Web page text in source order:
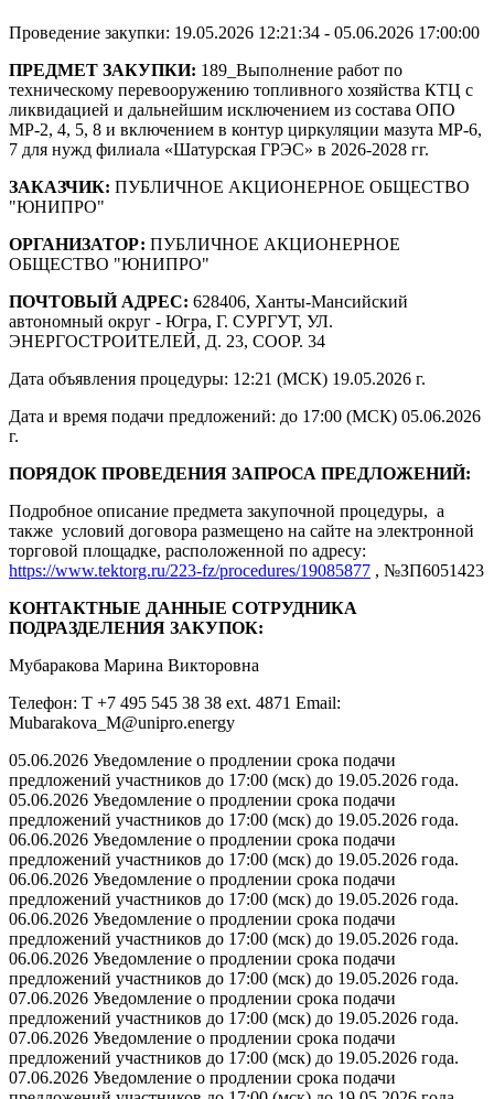
Проведение закупки: 19.05.2026 12:21:34 - 05.06.2026 17:00:00
ПРЕДМЕТ ЗАКУПКИ: 189_Выполнение работ по
техническому перевооружению топливного хозяйства КТЦ с
ликвидацией и дальнейшим исключением из состава ОПО
МР-2, 4, 5, 8 и включением в контур циркуляции мазута МР-6,
7 для нужд филиала «Шатурская ГРЭС» в 2026-2028 гг.
ЗАКАЗЧИК: ПУБЛИЧНОЕ АКЦИОНЕРНОЕ ОБЩЕСТВО
"ЮНИПРО"
ОРГАНИЗАТОР: ПУБЛИЧНОЕ АКЦИОНЕРНОЕ
ОБЩЕСТВО "ЮНИПРО"
ПОЧТОВЫЙ АДРЕС: 628406, Ханты-Мансийский
автономный округ - Югра, Г. СУРГУТ, УЛ.
ЭНЕРГОСТРОИТЕЛЕЙ, Д. 23, СООР. 34
Дата объявления процедуры: 12:21 (МСК) 19.05.2026 г.
Дата и время подачи предложений: до 17:00 (МСК) 05.06.2026
г.
ПОРЯДОК ПРОВЕДЕНИЯ ЗАПРОСА ПРЕДЛОЖЕНИЙ:
Подробное описание предмета закупочной процедуры, а
также условий договора размещено на сайте на электронной
торговой площадке, расположенной по адресу:
https://www.tektorg.ru/223-fz/procedures/19085877 , №ЗП6051423
КОНТАКТНЫЕ ДАННЫЕ СОТРУДНИКА
ПОДРАЗДЕЛЕНИЯ ЗАКУПОК:
Мубаракова Марина Викторовна
Телефон: T +7 495 545 38 38 ext. 4871 Email:
Mubarakova_M@unipro.energy
05.06.2026 Уведомление о продлении срока подачи
предложений участников до 17:00 (мск) до 19.05.2026 года.
05.06.2026 Уведомление о продлении срока подачи
предложений участников до 17:00 (мск) до 19.05.2026 года.
06.06.2026 Уведомление о продлении срока подачи
предложений участников до 17:00 (мск) до 19.05.2026 года.
06.06.2026 Уведомление о продлении срока подачи
предложений участников до 17:00 (мск) до 19.05.2026 года.
06.06.2026 Уведомление о продлении срока подачи
предложений участников до 17:00 (мск) до 19.05.2026 года.
06.06.2026 Уведомление о продлении срока подачи
предложений участников до 17:00 (мск) до 19.05.2026 года.
07.06.2026 Уведомление о продлении срока подачи
предложений участников до 17:00 (мск) до 19.05.2026 года.
07.06.2026 Уведомление о продлении срока подачи
предложений участников до 17:00 (мск) до 19.05.2026 года.
07.06.2026 Уведомление о продлении срока подачи